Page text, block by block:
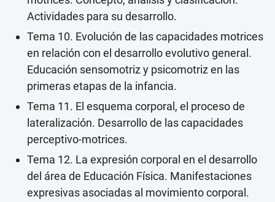
Actividades para su desarrollo.
Tema 10. Evolución de las capacidades motrices
en relación con el desarrollo evolutivo general.
Educación sensomotriz y psicomotriz en las
primeras etapas de la infancia.
Tema 11. El esquema corporal, el proceso de
lateralización. Desarrollo de las capacidades
perceptivo-motrices.
Tema 12. La expresión corporal en el desarrollo
del área de Educación Física. Manifestaciones
expresivas asociadas al movimiento corporal.